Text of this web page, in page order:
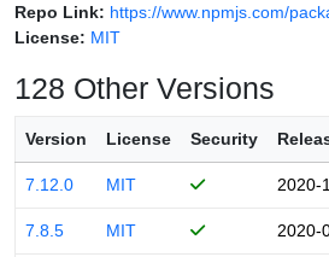
Repo Link: https://www.npmjs.com/
License: MIT
128 Other Versions
Version License Security
7.12.0 MIT 2020-
7.8.5 MIT 2020-